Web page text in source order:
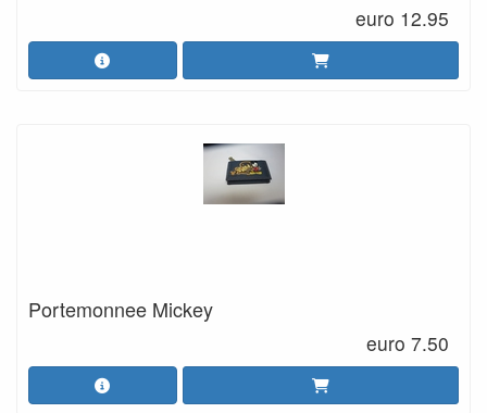
euro 12.95
Portemonnee Mickey
euro 7.50